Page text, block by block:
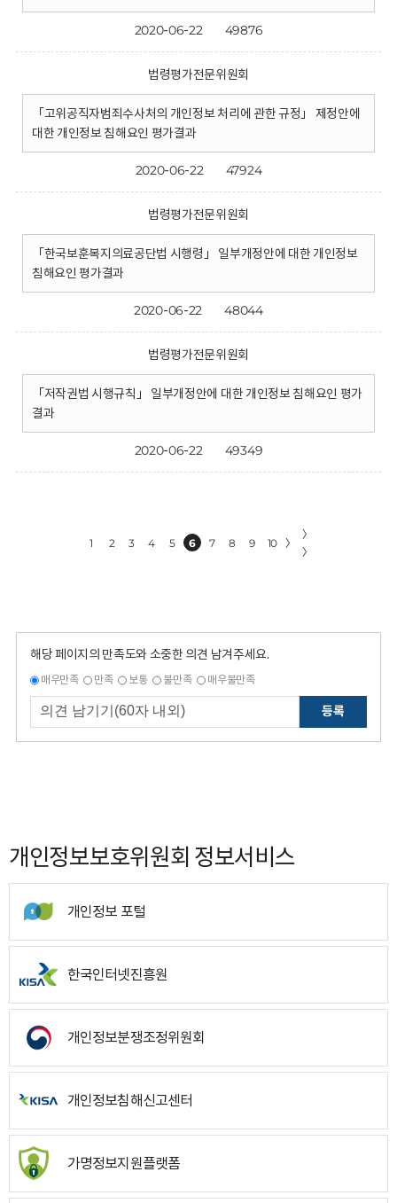
2020-06-22 49876
법령평가전문위원회
「고위공직자범죄수사처의 개인정보 처리에 관한 규정」 제정안에
대한 개인정보 침해요인 평가결과
2020-06-22 47924
법령평가전문위원회
「한국보훈복지의료공단법 시행령」 일부개정안에 대한 개인정보
침해요인 평가결과
2020-06-22 48044
법령평가전문위원회
「저작권법 시행규칙」 일부개정안에 대한 개인정보 침해요인 평가
결과
2020-06-22 49349
1 2 3 4 5 6 7 8 9 10 〉
〉
〉
해당 페이지의 만족도와 소중한 의견 남겨주세요.
매우만족 만족 보통 불만족 매우불만족
등록
개인정보보호위원회 정보서비스
개인정보 포털
한국인터넷진흥원
개인정보분쟁조정위원회
개인정보침해신고센터
가명정보지원플랫폼